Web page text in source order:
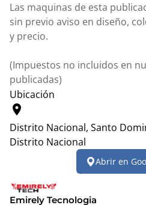
Las maquinas de esta
sin previo aviso en diseño,
y precio.
(Impuestos no incluidos en
publicadas)
Ubicación
location_on
Distrito Nacional, Santo
Distrito Nacional
−
Abrir en
Emirely Tecnologia